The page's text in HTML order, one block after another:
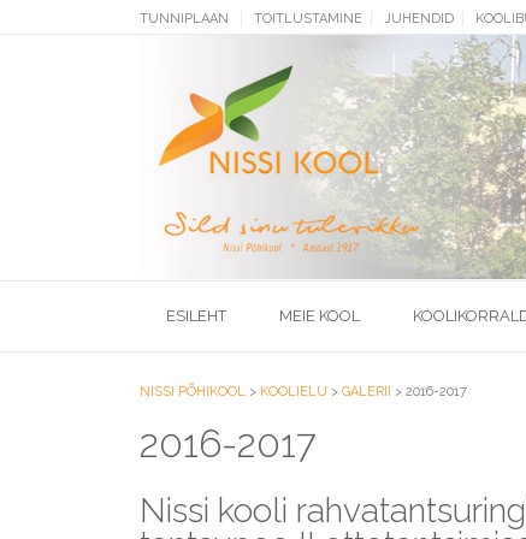
TUNNIPLAAN TOITLUSTAMINE JUHENDID
ESILEHT MEIE KOOL
NISSI PÕHIKOOL > KOOLIELU > GALERII > 2016-2017
2016-2017
Nissi kooli